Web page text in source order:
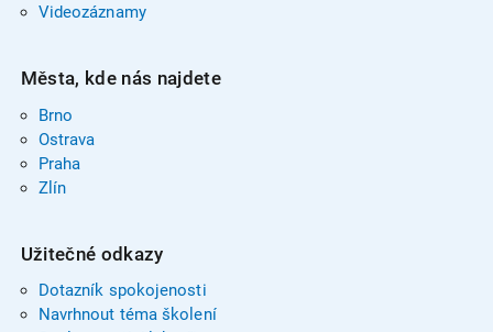
Videozáznamy
Města, kde nás najdete
Brno
Ostrava
Praha
Zlín
Užitečné odkazy
Dotazník spokojenosti
Navrhnout téma školení